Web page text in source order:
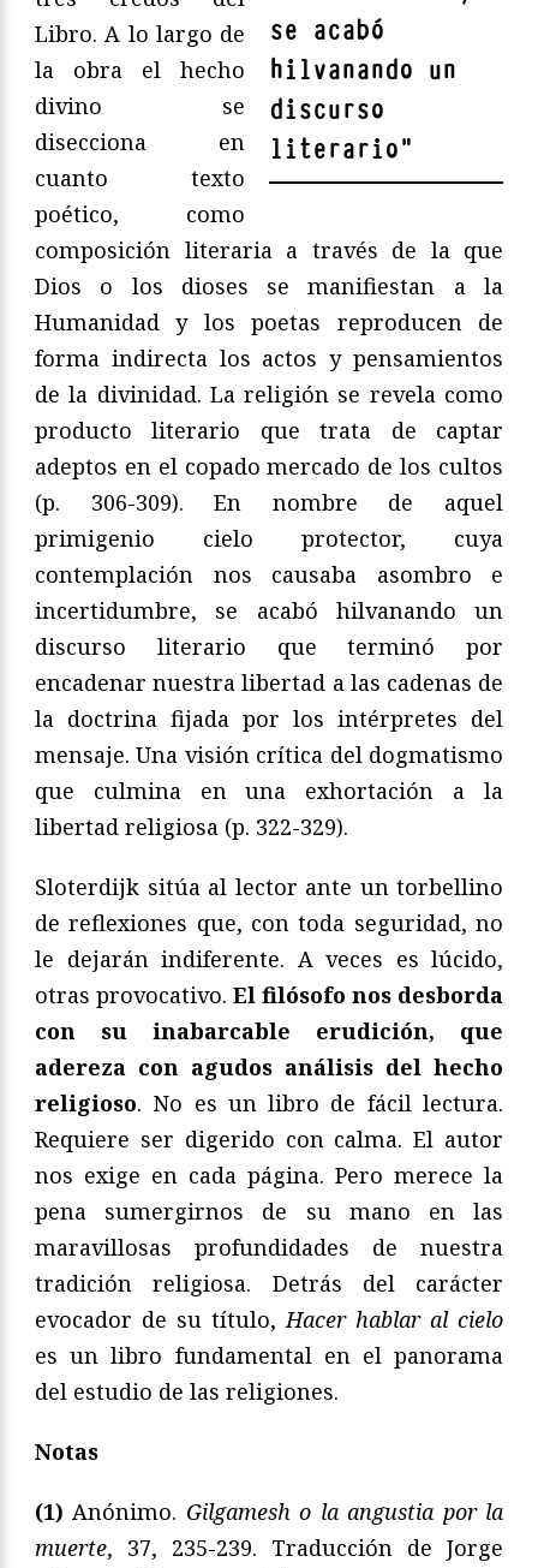
se acabó
hilvanando un
discurso
literario"
Libro. A lo largo de
la obra el hecho
divino se
disecciona en
cuanto texto
poético, como
composición literaria a través de la que
Dios o los dioses se manifiestan a la
Humanidad y los poetas reproducen de
forma indirecta los actos y pensamientos
de la divinidad. La religión se revela como
producto literario que trata de captar
adeptos en el copado mercado de los cultos
(p. 306-309). En nombre de aquel
primigenio cielo protector, cuya
contemplación nos causaba asombro e
incertidumbre, se acabó hilvanando un
discurso literario que terminó por
encadenar nuestra libertad a las cadenas de
la doctrina fijada por los intérpretes del
mensaje. Una visión crítica del dogmatismo
que culmina en una exhortación a la
libertad religiosa (p. 322-329).
Sloterdijk sitúa al lector ante un torbellino
de reflexiones que, con toda seguridad, no
le dejarán indiferente. A veces es lúcido,
otras provocativo. El filósofo nos desborda
con su inabarcable erudición, que
adereza con agudos análisis del hecho
religioso. No es un libro de fácil lectura.
Requiere ser digerido con calma. El autor
nos exige en cada página. Pero merece la
pena sumergirnos de su mano en las
maravillosas profundidades de nuestra
tradición religiosa. Detrás del carácter
evocador de su título,Hacer hablar al cielo
es un libro fundamental en el panorama
del estudio de las religiones.
Notas
(1) Anónimo. Gilgamesh o la angustia por la
muerte, 37, 235-239. Traducción de Jorge